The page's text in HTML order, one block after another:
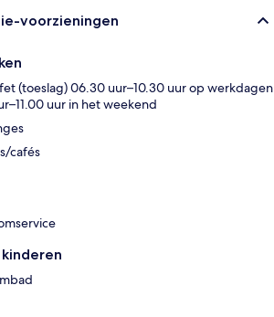
voorzieningen
(toeslag) 06.30 uur–10.30 uur op werkdagen
uur in het weekend
cafés